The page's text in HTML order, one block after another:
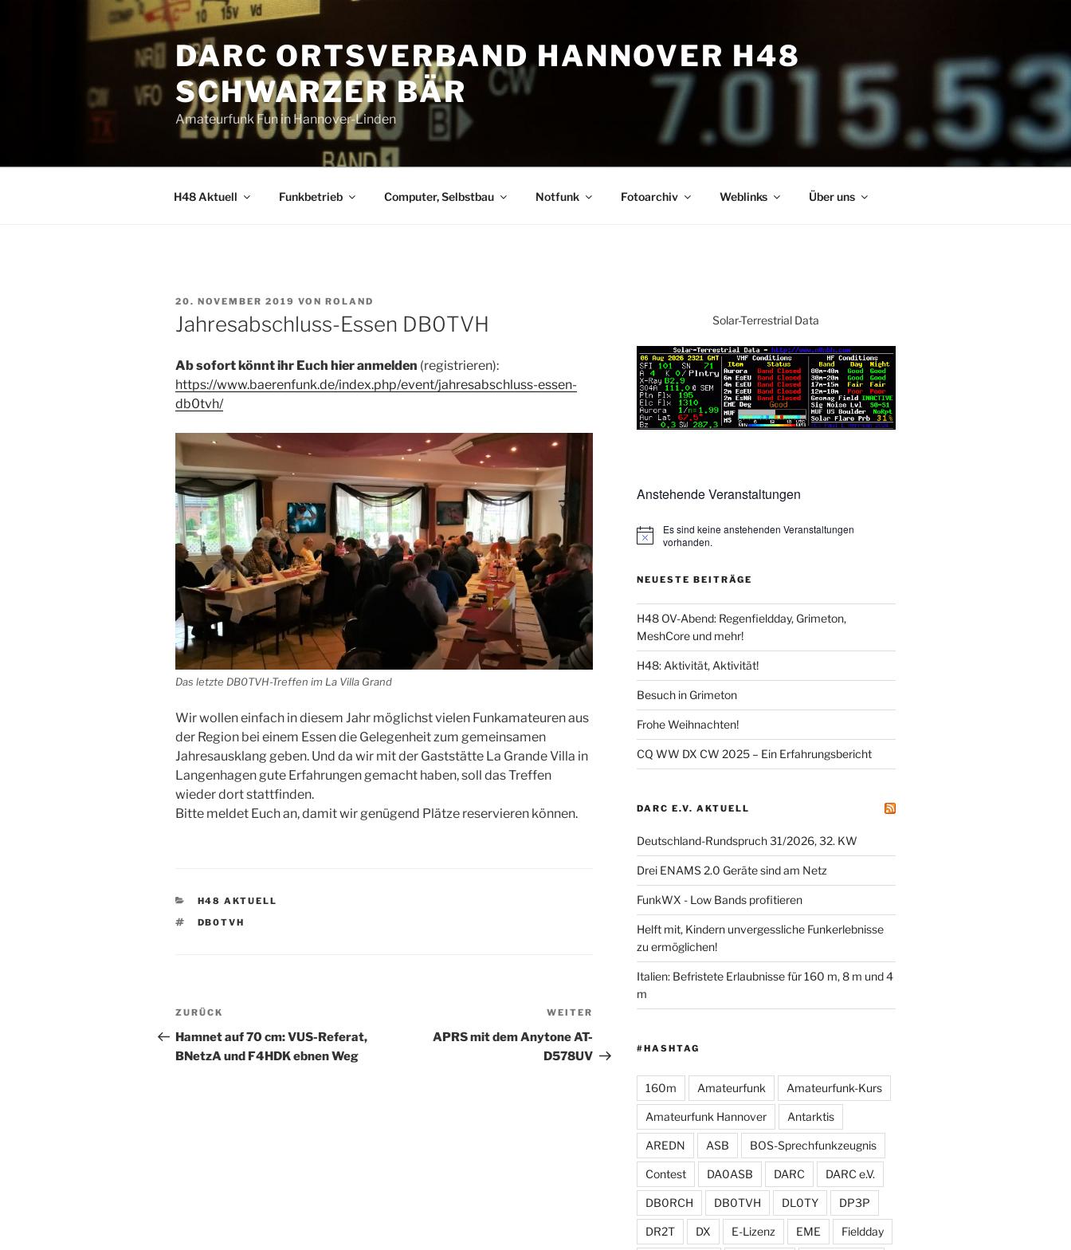
DARC ORTSVERBAND HANNOVER H48
SCHWARZER BÄR
Amateurfunk Fun in Hannover-Linden
H48 Aktuell Funkbetrieb Computer, Selbstbau Notfunk Fotoarchiv Weblinks Über uns
VERÖFFENTLICHT
AM
20. NOVEMBER 2019 VON ROLAND
Jahresabschluss-Essen DB0TVH
Ab sofort könnt ihr Euch hier anmelden (registrieren):
https://www.baerenfunk.de/index.php/event/jahresabschluss-essen-
db0tvh/
Das letzte DB0TVH-Treffen im La Villa Grand
Wir wollen einfach in diesem Jahr möglichst vielen Funkamateuren aus
der Region bei einem Essen die Gelegenheit zum gemeinsamen
Jahresausklang geben. Und da wir mit der Gaststätte La Grande Villa in
Langenhagen gute Erfahrungen gemacht haben, soll das Treffen
wieder dort stattfinden.
Bitte meldet Euch an, damit wir genügend Plätze reservieren können.
KATEGORIEN
H48 AKTUELL
SCHLAGWÖRTER
DB0TVH
Beitrags-
Navigation
Vorheriger
Beitrag
ZURÜCK
Hamnet auf 70 cm: VUS-Referat,
BNetzA und F4HDK ebnen Weg
Nächster
WEITER
APRS mit dem Anytone AT-
D578UV
Solar-Terrestrial Data
Anstehende Veranstaltungen
Es sind keine anstehenden Veranstaltungen
vorhanden.
NEUESTE BEITRÄGE
H48 OV-Abend: Regenfieldday, Grimeton,
MeshCore und mehr!
H48: Aktivität, Aktivität!
Besuch in Grimeton
Frohe Weihnachten!
CQ WW DX CW 2025 – Ein Erfahrungsbericht
DARC E.V. AKTUELL
Deutschland-Rundspruch 31/2026, 32. KW
Drei ENAMS 2.0 Geräte sind am Netz
FunkWX - Low Bands profitieren
Helft mit, Kindern unvergessliche Funkerlebnisse
zu ermöglichen!
Italien: Befristete Erlaubnisse für 160 m, 8 m und 4
m
#HASHTAG
160m Amateurfunk Amateurfunk-Kurs
Amateurfunk Hannover Antarktis
AREDN ASB BOS-Sprechfunkzeugnis
Contest DA0ASB DARC DARC e.V.
DB0RCH DB0TVH DL0TY DP3P
DR2T DX E-Lizenz EME Fieldday